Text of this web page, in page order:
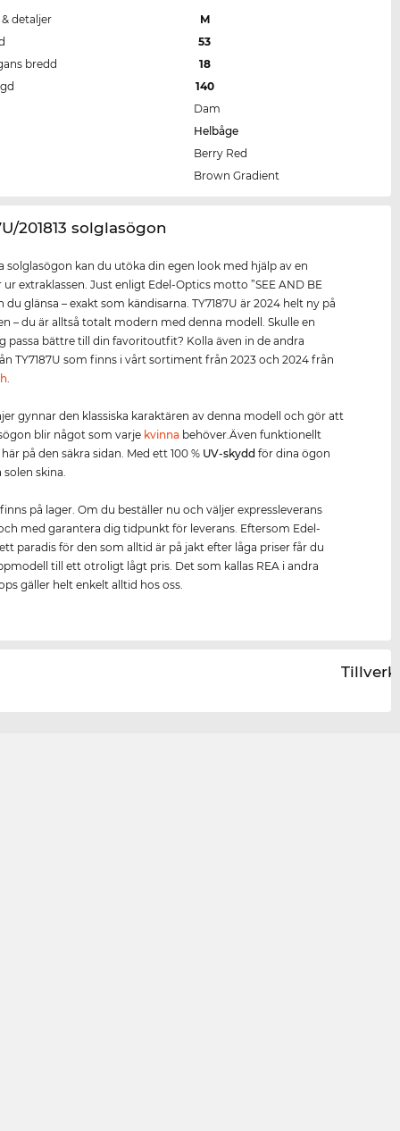
detaljer
M
53
bredd
18
140
Dam
Helbåge
Berry Red
Brown Gradient
201813 solglasögon
solglasögon kan du utöka din egen look med hjälp av en
ur extraklassen. Just enligt Edel-Optics motto ”SEE AND BE
du glänsa – exakt som kändisarna. TY7187U är 2024 helt ny på
– du är alltså totalt modern med denna modell. Skulle en
passa bättre till din favoritoutfit? Kolla även in de andra
TY7187U som finns i vårt sortiment från 2023 och 2024 från
gynnar den klassiska karaktären av denna modell och gör att
blir något som varje kvinna behöver.Även funktionellt
på den säkra sidan. Med ett 100 % UV-skydd för dina ögon
skina.
på lager. Om du beställer nu och väljer expressleverans
med garantera dig tidpunkt för leverans. Eftersom Edel-
paradis för den som alltid är på jakt efter låga priser får du
till ett otroligt lågt pris. Det som kallas REA i andra
gäller helt enkelt alltid hos oss.